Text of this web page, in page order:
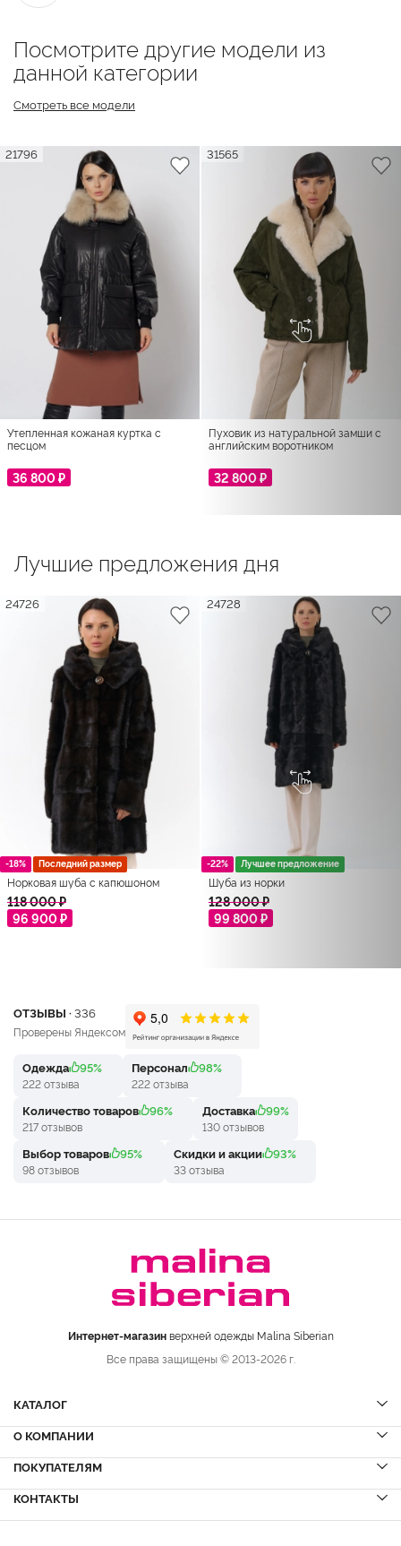
Посмотрите другие модели из
данной категории
Смотреть все модели
21796
Утепленная кожаная куртка с
песцом
36 800 ₽
31565
Пуховик из натуральной замши с
английским воротником
32 800 ₽
Лучшие предложения дня
-18% Последний размер
24726
Норковая шуба с капюшоном
118 000 ₽
96 900 ₽
-22% Лучшее предложение
24728
Шуба из норки
128 000 ₽
99 800 ₽
ОТЗЫВЫ ·336
Проверены Яндексом
Одежда 95%
222 отзыва
Персонал 98%
222 отзыва
Количество товаров 96%
217 отзывов
Доставка 99%
130 отзывов
Выбор товаров 95%
98 отзывов
Скидки и акции 93%
33 отзыва
Интернет-магазинверхней одежды Malina Siberian
Все права защищены © 2013-2026 г.
КАТАЛОГ
Шубы
Шубы из норки
Шубы из куницы
Дубленки
О КОМПАНИИ
Вопрос-ответ
Сервисный центр
ПОКУПАТЕЛЯМ
Акции
Доставка и оплата
КОНТАКТЫ